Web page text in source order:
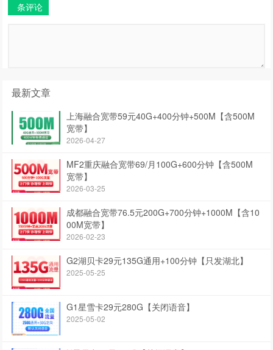
条评论
最新文章
上海融合宽带59元40G+400分钟+500M【含500M
宽带】
2026-04-27
MF2重庆融合宽带69/月100G+600分钟【含500M
宽带】
2026-03-25
成都融合宽带76.5元200G+700分钟+1000M【含10
00M宽带】
2026-02-23
G2湖贝卡29元135G通用+100分钟【只发湖北】
2025-05-25
G1星雪卡29元280G【关闭语音】
2025-05-02